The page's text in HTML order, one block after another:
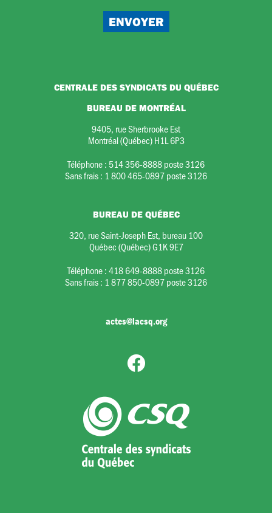
CENTRALE DES SYNDICATS DU QUÉBEC
BUREAU DE MONTRÉAL
9405, rue Sherbrooke Est
Montréal (Québec) H1L 6P3
Téléphone : 514 356-8888 poste 3126
Sans frais : 1 800 465-0897 poste 3126
BUREAU DE QUÉBEC
320, rue Saint-Joseph Est, bureau 100
Québec (Québec) G1K 9E7
Téléphone :418 649-8888 poste 3126
Sans frais : 1 877 850-0897 poste 3126
actes@lacsq.org